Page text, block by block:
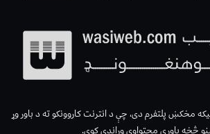
مخکښ پلتفرم دی، چې د انترنت کاروونکو ته د باور وړ
څخه باوري محتواوې وړاندې کوي.